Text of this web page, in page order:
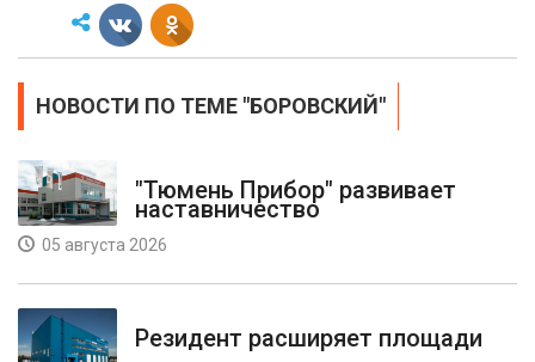
НОВОСТИ ПО ТЕМЕ "БОРОВСКИЙ"
"Тюмень Прибор" развивает
наставничество
05 августа 2026
Резидент расширяет площади